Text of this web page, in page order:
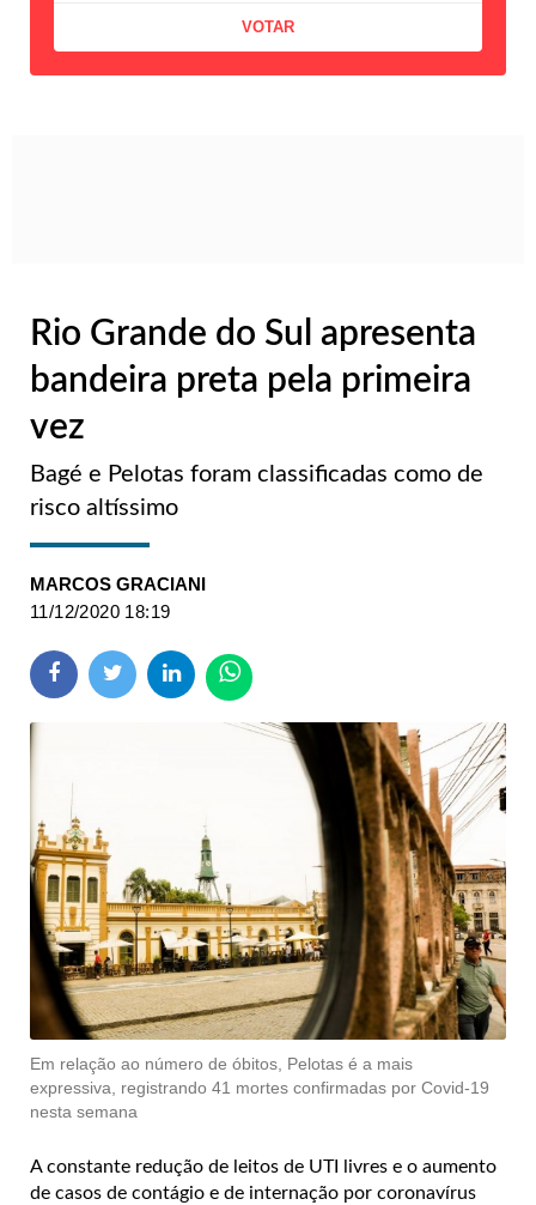
Rio Grande do Sul apresenta
bandeira preta pela primeira
vez
Bagé e Pelotas foram classificadas como de
risco altíssimo
MARCOS GRACIANI
11/12/2020 18:19
Em relação ao número de óbitos, Pelotas é a mais
expressiva, registrando 41 mortes confirmadas por Covid-19
nesta semana
A constante redução de leitos de UTI livres e o aumento
de casos de contágio e de internação por coronavírus